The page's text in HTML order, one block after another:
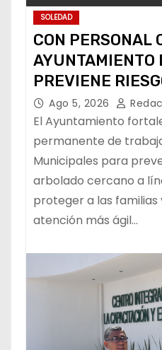
SOLEDAD
CON PERSONAL
AYUNTAMIENTO
PREVIENE
CABLEADO
Ago 5, 2026
El Ayuntamiento
permanente de
Municipales para
arbolado cercano a
proteger a las familias
atención más ágil…